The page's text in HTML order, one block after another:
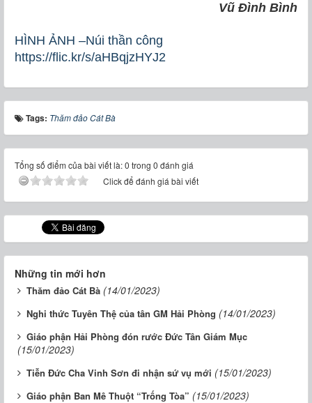
Vũ Đình Bình
HÌNH ẢNH –Núi thần công
https://flic.kr/s/aHBqjzHYJ2
Tags: Thăm đảo Cát Bà
Tổng số điểm của bài viết là: 0 trong 0 đánh giá
Click để đánh giá bài viết
Những tin mới hơn
Thăm đảo Cát Bà (14/01/2023)
Nghi thức Tuyên Thệ của tân GM Hải Phòng (14/01/2023)
Giáo phận Hải Phòng đón rước Đức Tân Giám Mục
(15/01/2023)
Tiễn Đức Cha Vinh Sơn đi nhận sứ vụ mới (15/01/2023)
Giáo phận Ban Mê Thuột “Trống Tòa” (15/01/2023)